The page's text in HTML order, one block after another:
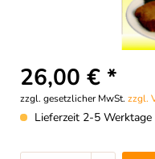
26,00 € *
zzgl. gesetzlicher MwSt. zzgl.
Lieferzeit 2-5 Werktage